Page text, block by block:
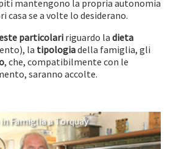
mantengono la propria autonomia
casa se a volte lo desiderano.
particolari riguardo la dieta
la tipologiadella famiglia, gli
, che, compatibilmente con le
saranno accolte.
Famiglia a Torquay